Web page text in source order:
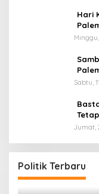
Hari
Minggu,
Pekan
Sabtu,
Jumat,
Politik Terbaru